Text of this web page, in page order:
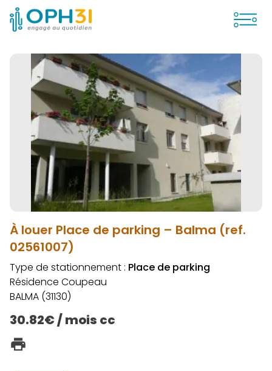
À louer Place de parking – Balma (ref.
02561007)
Type de stationnement : Place de parking
Résidence Coupeau
BALMA (31130)
30.82€ / mois cc